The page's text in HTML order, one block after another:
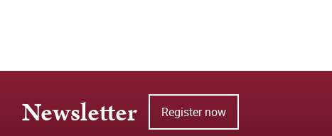
Newsletter Register now